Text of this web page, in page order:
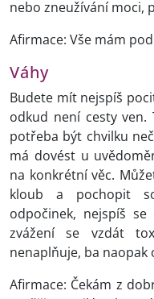
nebo zneužívání moci,
Afirmace: Vše mám
Váhy
Budete mít nejspíš
odkud není cesty
potřeba být chvilku
má dovést u
na konkrétní věc.
kloub a pochopit
odpočinek, nejspíš
zvážení se vzdát
nenaplňuje, ba naopak
Afirmace: Čekám z